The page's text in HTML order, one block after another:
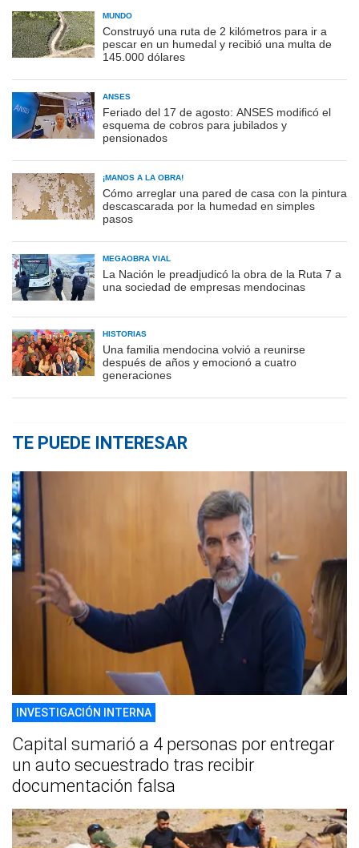
MUNDO
Construyó una ruta de 2 kilómetros para ir a
pescar en un humedal y recibió una multa de
145.000 dólares
ANSES
Feriado del 17 de agosto: ANSES modificó el
esquema de cobros para jubilados y
pensionados
¡MANOS A LA OBRA!
Cómo arreglar una pared de casa con la pintura
descascarada por la humedad en simples
pasos
MEGAOBRA VIAL
La Nación le preadjudicó la obra de la Ruta 7 a
una sociedad de empresas mendocinas
HISTORIAS
Una familia mendocina volvió a reunirse
después de años y emocionó a cuatro
generaciones
TE PUEDE INTERESAR
INVESTIGACIÓN INTERNA
Capital sumarió a 4 personas por entregar
un auto secuestrado tras recibir
documentación falsa